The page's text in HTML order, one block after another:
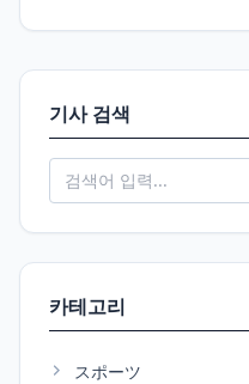
기사 검색
카테고리
スポーツ